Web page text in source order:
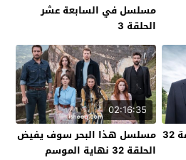
مسلسل في السابعة عشر
الحلقة 3
مسلسل ورود وذنوب الحلقة 32
02:16:35
مسلسل هذا البحر سوف يفيض
الحلقة 32 نهاية الموسم